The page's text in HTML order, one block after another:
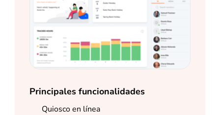
Principales funcionalidades
Quiosco en línea